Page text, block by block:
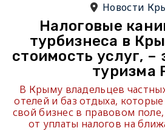
Новости
Налоговые
турбизнеса в
стоимость услуг,
туризма
В Крыму владельцев
отелей и баз отдыха,
свой бизнес в правовом
от уплаты налогов на